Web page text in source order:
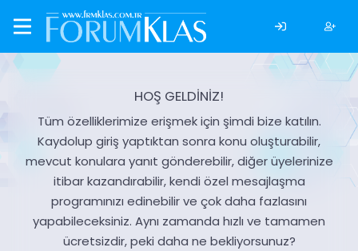
HOŞ GELDİNİZ!
Tüm özelliklerimize erişmek için şimdi bize katılın.
Kaydolup giriş yaptıktan sonra konu oluşturabilir,
mevcut konulara yanıt gönderebilir, diğer üyelerinize
itibar kazandırabilir, kendi özel mesajlaşma
programınızı edinebilir ve çok daha fazlasını
yapabileceksiniz. Aynı zamanda hızlı ve tamamen
ücretsizdir, peki daha ne bekliyorsunuz?